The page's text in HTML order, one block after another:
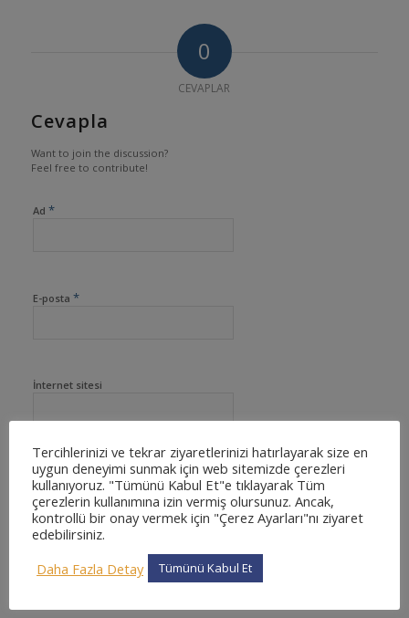
0
CEVAPLAR
Cevapla
Want to join the discussion?
Feel free to contribute!
Ad *
E-posta *
İnternet sitesi
Tercihlerinizi ve tekrar ziyaretlerinizi hatırlayarak size en
uygun deneyimi sunmak için web sitemizde çerezleri
kullanıyoruz. "Tümünü Kabul Et"e tıklayarak Tüm
çerezlerin kullanımına izin vermiş olursunuz. Ancak,
kontrollü bir onay vermek için "Çerez Ayarları"nı ziyaret
edebilirsiniz.
Daha Fazla Detay
Tümünü Kabul Et